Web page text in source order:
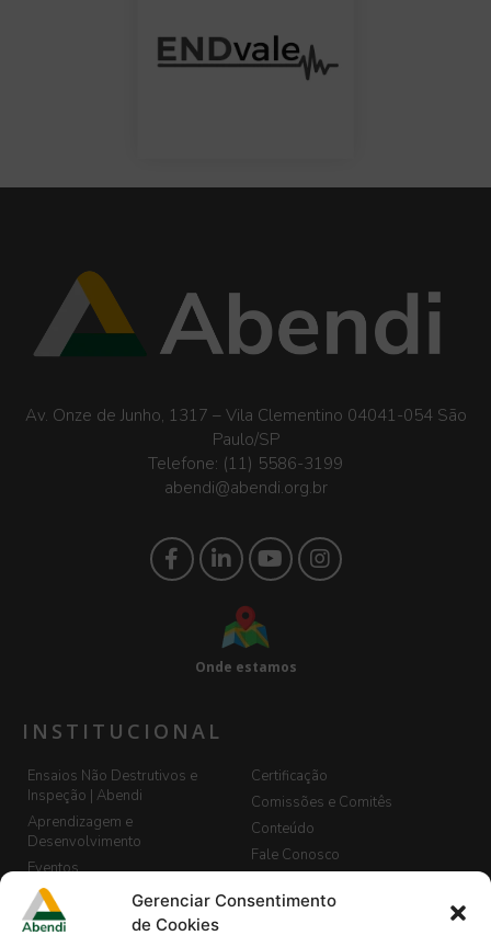
Gerenciar Consentimento
de Cookies
Av. Onze de Junho, 1317 – Vila Clementino 04041-054 São
Paulo/SP
Telefone: (11) 5586-3199
abendi@abendi.org.br
Onde estamos
INSTITUCIONAL
Ensaios Não Destrutivos e
Inspeção | Abendi
Aprendizagem e
Desenvolvimento
Eventos
Banco de Currículos
Cadastro de Vagas
Certificação
Comissões e Comitês
Conteúdo
Fale Conosco
Guia de END, Inspeção e